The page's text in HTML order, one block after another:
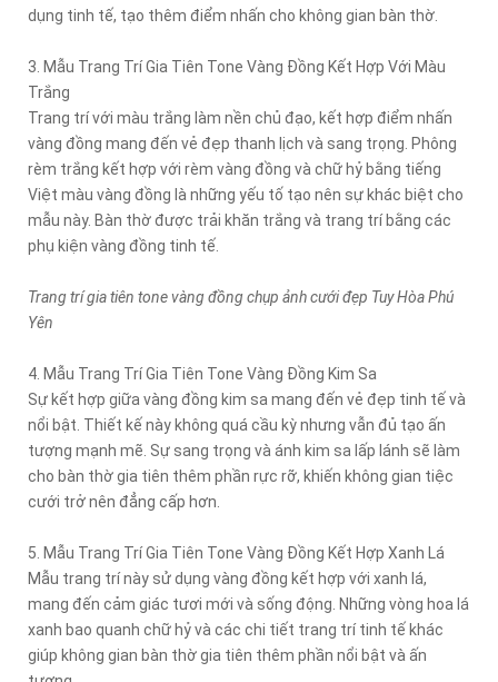
dụng tinh tế, tạo thêm điểm nhấn cho không gian bàn thờ.
3. Mẫu Trang Trí Gia Tiên Tone Vàng Đồng Kết Hợp Với Màu
Trắng
Trang trí với màu trắng làm nền chủ đạo, kết hợp điểm nhấn
vàng đồng mang đến vẻ đẹp thanh lịch và sang trọng. Phông
rèm trắng kết hợp với rèm vàng đồng và chữ hỷ bằng tiếng
Việt màu vàng đồng là những yếu tố tạo nên sự khác biệt cho
mẫu này. Bàn thờ được trải khăn trắng và trang trí bằng các
phụ kiện vàng đồng tinh tế.
Trang trí gia tiên tone vàng đồng chụp ảnh cưới đẹp Tuy Hòa Phú
Yên
4. Mẫu Trang Trí Gia Tiên Tone Vàng Đồng Kim Sa
Sự kết hợp giữa vàng đồng kim sa mang đến vẻ đẹp tinh tế và
nổi bật. Thiết kế này không quá cầu kỳ nhưng vẫn đủ tạo ấn
tượng mạnh mẽ. Sự sang trọng và ánh kim sa lấp lánh sẽ làm
cho bàn thờ gia tiên thêm phần rực rỡ, khiến không gian tiệc
cưới trở nên đẳng cấp hơn.
5. Mẫu Trang Trí Gia Tiên Tone Vàng Đồng Kết Hợp Xanh Lá
Mẫu trang trí này sử dụng vàng đồng kết hợp với xanh lá,
mang đến cảm giác tươi mới và sống động. Những vòng hoa lá
xanh bao quanh chữ hỷ và các chi tiết trang trí tinh tế khác
giúp không gian bàn thờ gia tiên thêm phần nổi bật và ấn